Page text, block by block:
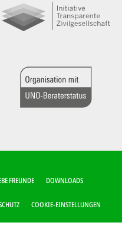
FREUNDE DOWNLOADS
COOKIE-EINSTELLUNGEN